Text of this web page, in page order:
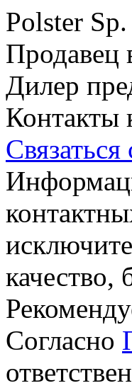
Polster
Продавец
Дилер
Контакты
качество,
Согласно